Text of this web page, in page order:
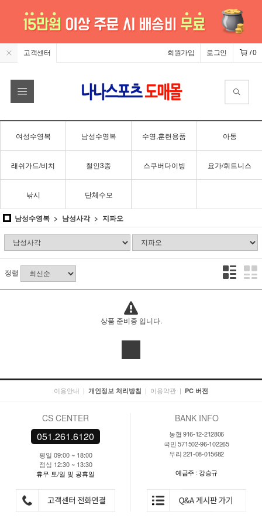
고객센터 /0
로그인
회원가입
여성수영복 남성수영복 수영,훈련용품 아동
래쉬가드/비치 철인3종 스쿠버다이빙 요가/휘트니스
낚시 단체수모
남성수영복 남성사각 지파오
정렬
상품 준비중 입니다.
이용안내 | 개인정보 처리방침 | 이용약관 | PC 버전
CS CENTER
051.261.6120
평일 09:00 ~ 18:00
점심 12:30 ~ 13:30
휴무 토/일 및 공휴일
BANK INFO
농협 916-12-212806
국민 571502-96-102265
우리 221-08-015682
예금주 : 강승규